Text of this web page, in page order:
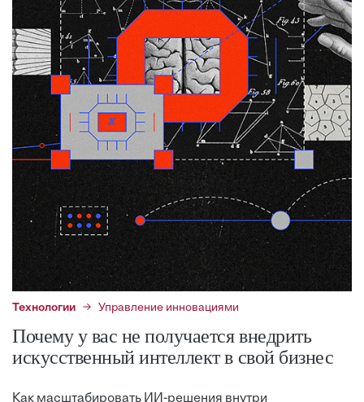
Технологии Управление инновациями
Почему у вас не получается внедрить
искусственный интеллект в свой бизнес
Как масштабировать ИИ-решения внутри